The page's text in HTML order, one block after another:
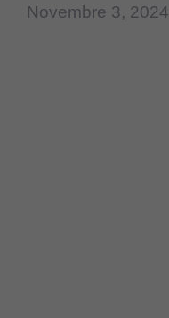
Novembre 3, 2024